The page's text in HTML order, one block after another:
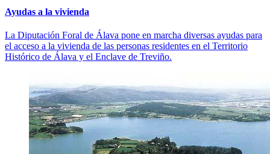
Ayudas a la vivienda
La Diputación Foral de Álava pone en marcha diversas ayudas para
el acceso a la vivienda de las personas residentes en el Territorio
Histórico de Álava y el Enclave de Treviño.